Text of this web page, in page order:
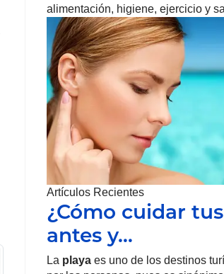
alimentación, higiene, ejercicio y
Artículos Recientes
¿Cómo cuidar
antes y…
La playa es uno de los destinos